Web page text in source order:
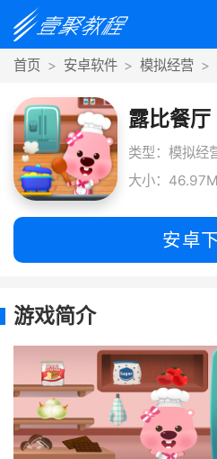
首页 安卓软件 模拟经营
露比餐厅
类型：模拟经
大小：46.97M
安卓
游戏简介